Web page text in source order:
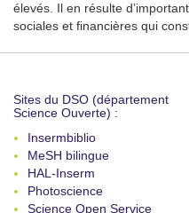
élevés. Il en résulte
sociales et financières qui
Sites du DSO (département
Science Ouverte) :
Insermbiblio
MeSH bilingue
HAL-Inserm
Photoscience
Science Open Service